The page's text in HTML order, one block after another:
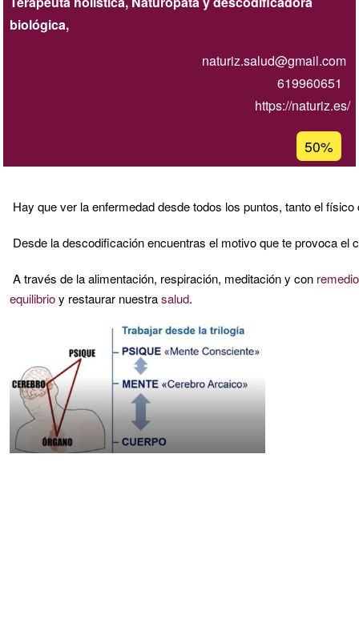
biológica,
naturiz.salud@gmail.com
619960651
https://naturiz.es/
de
de
50%
Hay que ver la enfermedad desde todos los puntos, tanto el
Desde la descodificación encuentras el motivo que te provoca
A través de la alimentación, respiración, meditación y con
equilibrioy restaurar nuestrasalud.